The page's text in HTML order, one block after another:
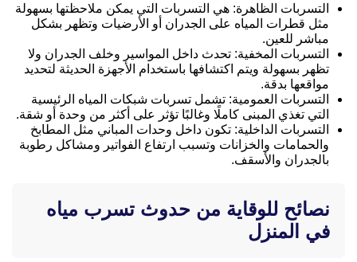
التسربات الظاهرة: هي التسربات التي يمكن ملاحظتها بسهولة
مثل قطرات المياه على الجدران أو الأرضيات وتظهر بشكل
مباشر للعين.
التسربات المخفية: تحدث داخل المواسير وخلف الجدران ولا
تظهر بسهولة ويتم اكتشافها باستخدام الأجهزة الحديثة لتحديد
مواقعها بدقة.
التسربات العمومية: تشمل تسربات شبكات المياه الرئيسية
التي تغذي المبنى كاملًا وغالبًا تؤثر على أكثر من وحدة أو شقة.
التسربات الداخلية: تكون داخل وحدات المباني مثل المطابخ
والحمامات والخزانات وتسبب ارتفاع الفواتير ومشاكل رطوبة
بالجدران والأسقف.
نصائح للوقاية من حدوث تسرب مياه
في المنزل